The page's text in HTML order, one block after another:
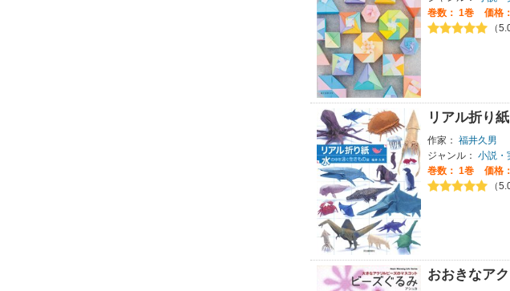
巻数： 1巻
価格
（
リアル折り
作家： 福井久男
ジャンル： 小説・
巻数： 1巻
価格
（
おおきなア